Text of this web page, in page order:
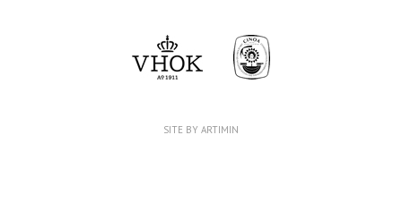
SITE BY ARTIMIN